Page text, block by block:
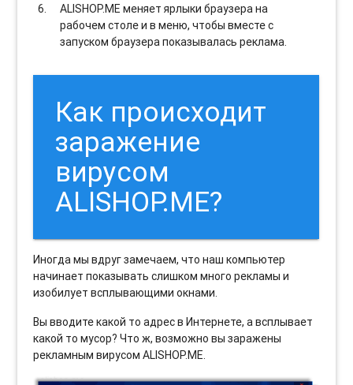
ALISHOP.ME меняет ярлыки браузера на
рабочем столе и в меню, чтобы вместе с
запуском браузера показывалась реклама.
Как происходит
заражение
вирусом
ALISHOP.ME?
Иногда мы вдруг замечаем, что наш компьютер
начинает показывать слишком много рекламы и
изобилует всплывающими окнами.
Вы вводите какой то адрес в Интернете, а всплывает
какой то мусор? Что ж, возможно вы заражены
рекламным вирусом ALISHOP.ME.